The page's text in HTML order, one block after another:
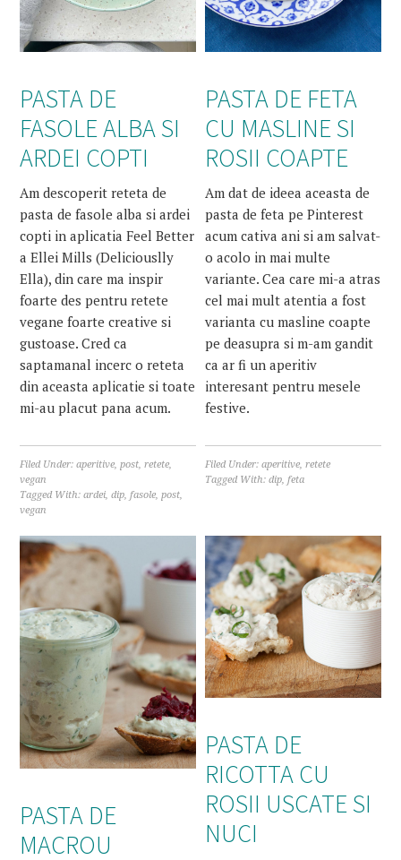
PASTA DE
FASOLE ALBA SI
ARDEI COPTI
Am descoperit reteta de
pasta de fasole alba si ardei
copti in aplicatia Feel Better
a Ellei Mills (Deliciouslly
Ella), din care ma inspir
foarte des pentru retete
vegane foarte creative si
gustoase. Cred ca
saptamanal incerc o reteta
din aceasta aplicatie si toate
mi-au placut pana acum.
Filed Under:aperitive,post,retete,
vegan
Tagged With:ardei,dip,fasole,post,
vegan
PASTA DE FETA
CU MASLINE SI
ROSII COAPTE
Am dat de ideea aceasta de
pasta de feta pe Pinterest
acum cativa ani si am salvat-
o acolo in mai multe
variante. Cea care mi-a atras
cel mai mult atentia a fost
varianta cu masline coapte
pe deasupra si m-am gandit
ca ar fi un aperitiv
interesant pentru mesele
festive.
Filed Under:aperitive,retete
Tagged With:dip,feta
PASTA DE
MACROU
PASTA DE
RICOTTA CU
ROSII USCATE SI
NUCI